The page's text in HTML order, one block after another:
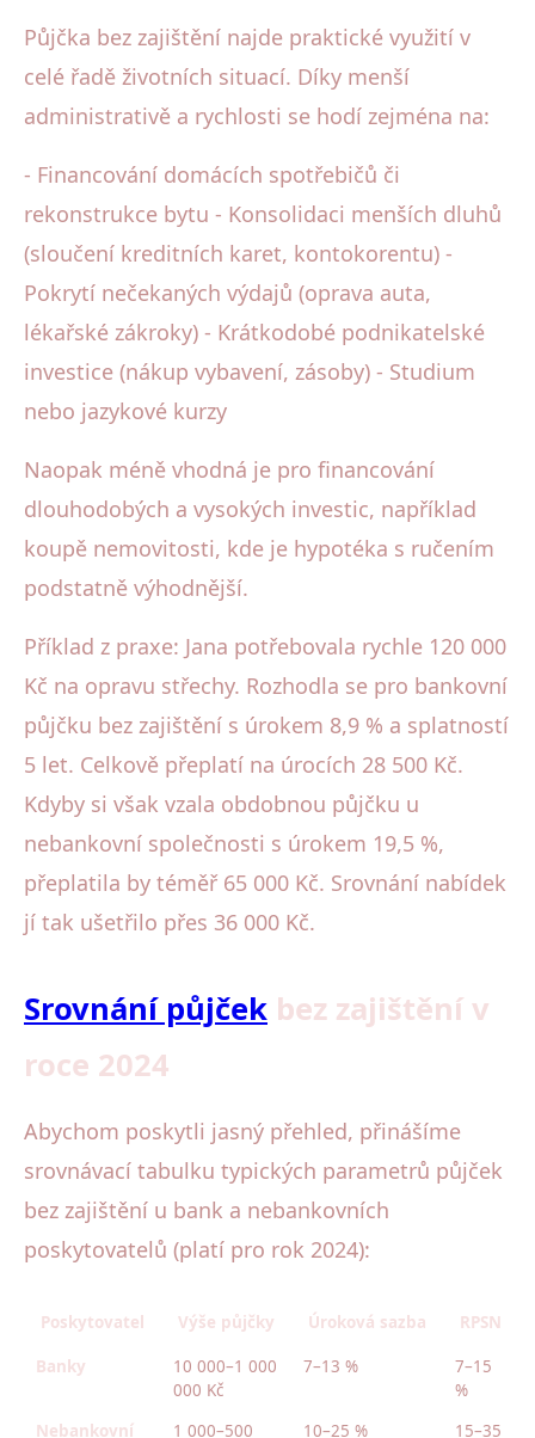
Půjčka bez zajištění najde praktické využití v
celé řadě životních situací. Díky menší
administrativě a rychlosti se hodí zejména na:
- Financování domácích spotřebičů či
rekonstrukce bytu - Konsolidaci menších dluhů
(sloučení kreditních karet, kontokorentu) -
Pokrytí nečekaných výdajů (oprava auta,
lékařské zákroky) - Krátkodobé podnikatelské
investice (nákup vybavení, zásoby) - Studium
nebo jazykové kurzy
Naopak méně vhodná je pro financování
dlouhodobých a vysokých investic, například
koupě nemovitosti, kde je hypotéka s ručením
podstatně výhodnější.
Příklad z praxe: Jana potřebovala rychle 120 000
Kč na opravu střechy. Rozhodla se pro bankovní
půjčku bez zajištění s úrokem 8,9 % a splatností
5 let. Celkově přeplatí na úrocích 28 500 Kč.
Kdyby si však vzala obdobnou půjčku u
nebankovní společnosti s úrokem 19,5 %,
přeplatila by téměř 65 000 Kč. Srovnání nabídek
jí tak ušetřilo přes 36 000 Kč.
Srovnání půjček bez zajištění v
roce 2024
Abychom poskytli jasný přehled, přinášíme
srovnávací tabulku typických parametrů půjček
bez zajištění u bank a nebankovních
poskytovatelů (platí pro rok 2024):
Poskytovatel Výše půjčky Úroková sazba RPSN
Banky
10 000–1 000
000 Kč
7–13 %
7–15
%
Nebankovní
1 000–500
10–25 %
15–35